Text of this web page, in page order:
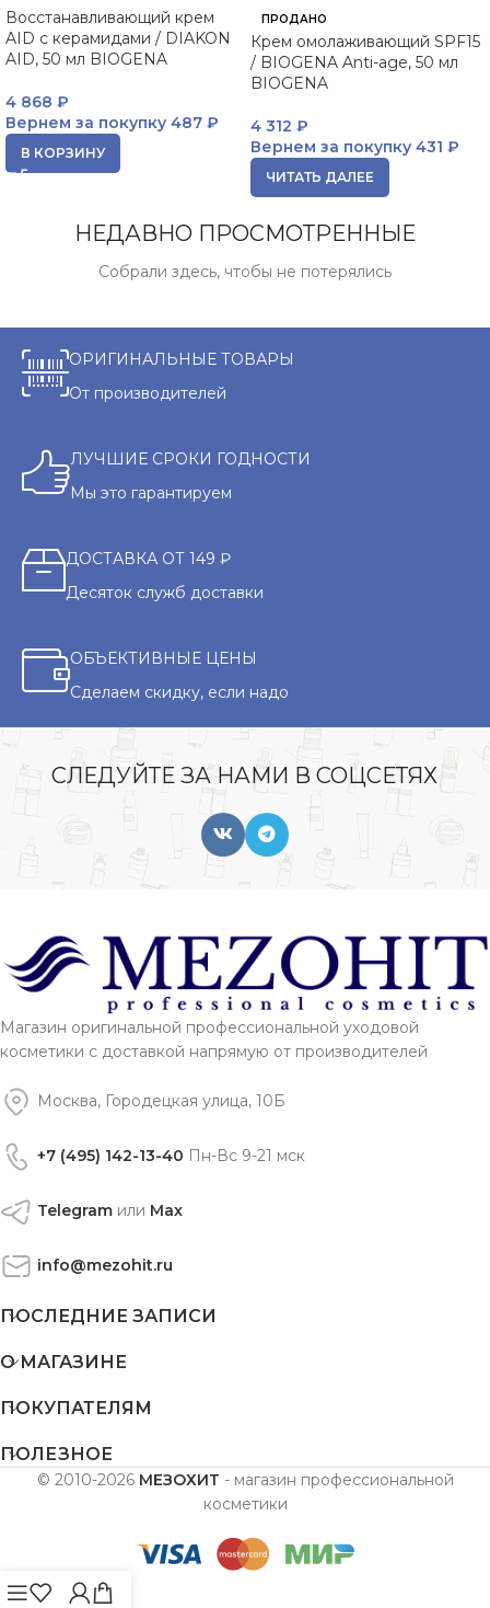
Восстанавливающий крем
AID с керамидами / DIAKON
AID, 50 мл BIOGENA
4 868 ₽
Вернем за покупку 487 ₽
В КОРЗИНУ
ПРОДАНО
Крем омолаживающий SPF15
/ BIOGENA Anti-age, 50 мл
BIOGENA
4 312 ₽
Вернем за покупку 431 ₽
ЧИТАТЬ ДАЛЕЕ
НЕДАВНО ПРОСМОТРЕННЫЕ
Собрали здесь, чтобы не потерялись
ОРИГИНАЛЬНЫЕ ТОВАРЫ
От производителей
ЛУЧШИЕ СРОКИ ГОДНОСТИ
Мы это гарантируем
ДОСТАВКА ОТ 149 ₽
Десяток служб доставки
ОБЪЕКТИВНЫЕ ЦЕНЫ
Сделаем скидку, если надо
СЛЕДУЙТЕ ЗА НАМИ В СОЦСЕТЯХ
Магазин оригинальной профессиональной уходовой
косметики с доставкой напрямую от производителей
Москва, Городецкая улица, 10Б
+7 (495) 142-13-40 Пн-Вс 9-21 мск
Telegram или Max
info@mezohit.ru
ПОСЛЕДНИЕ ЗАПИСИ
О МАГАЗИНЕ
ПОКУПАТЕЛЯМ
ПОЛЕЗНОЕ
© 2010-2026 МЕЗОХИТ - магазин профессиональной
косметики